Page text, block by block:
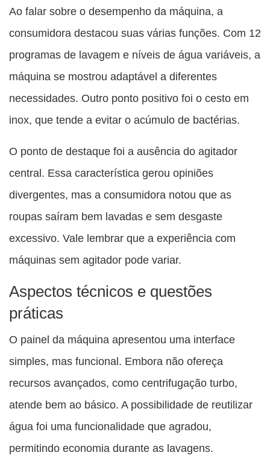
Ao falar sobre o desempenho da máquina, a
consumidora destacou suas várias funções. Com 12
programas de lavagem e níveis de água variáveis, a
máquina se mostrou adaptável a diferentes
necessidades. Outro ponto positivo foi o cesto em
inox, que tende a evitar o acúmulo de bactérias.
O ponto de destaque foi a ausência do agitador
central. Essa característica gerou opiniões
divergentes, mas a consumidora notou que as
roupas saíram bem lavadas e sem desgaste
excessivo. Vale lembrar que a experiência com
máquinas sem agitador pode variar.
Aspectos técnicos e questões
práticas
O painel da máquina apresentou uma interface
simples, mas funcional. Embora não ofereça
recursos avançados, como centrifugação turbo,
atende bem ao básico. A possibilidade de reutilizar
água foi uma funcionalidade que agradou,
permitindo economia durante as lavagens.